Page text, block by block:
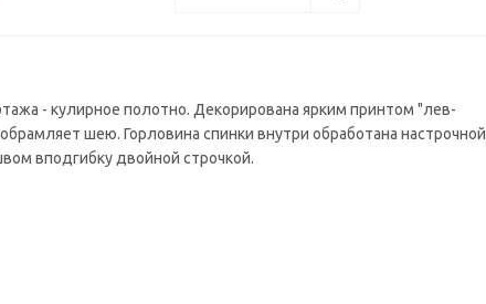
- кулирное полотно. Декорирована ярким принтом "лев-
шею. Горловина спинки внутри обработана настрочной
вподгибку двойной строчкой.